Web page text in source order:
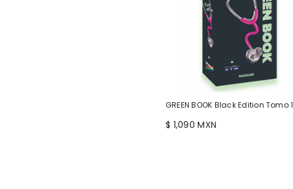
GREEN BOOK Black Edition Tomo 1
$ 1,090 MXN